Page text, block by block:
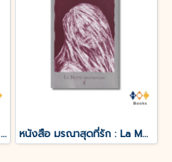
หนังสือ ดินแดนศักดิ์สิทธิ์ และ ยิ้มแห่งนิรันดร์ หนังสือ มรณาสุดที่รัก : La Morte amoureuse